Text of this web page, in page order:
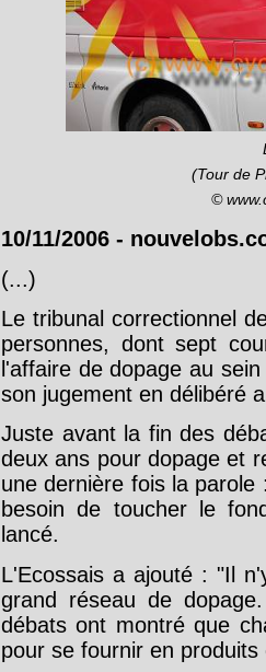
(Tour de
©
10/11/2006 -
(...)
Le tribunal correctionnel
personnes, dont sept
l'affaire de dopage au
son jugement en délibéré
Juste avant la fin des
deux ans pour dopage et
une dernière fois la
besoin de toucher le
lancé.
L'Ecossais a ajouté : "Il
grand réseau de
débats ont montré que
pour se fournir en produits